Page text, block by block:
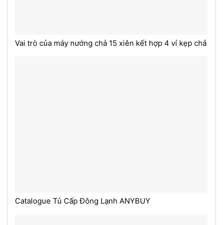
Vai trò của máy nướng chả 15 xiên kết hợp 4 vỉ kẹp chả
Catalogue Tủ Cấp Đông Lạnh ANYBUY